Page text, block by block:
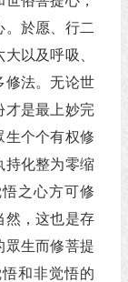
。於愿、行二
以及呼吸、
修法。无论世
才是最上妙完
生个个有权修
持化整为零缩
之心方可修
然，这也是存
眾生而修菩提
和非觉悟的